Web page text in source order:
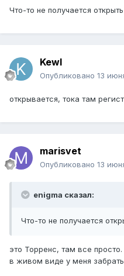
Что-то не получается
Kewl
Опубликовано 13
открывается, тока там
marisvet
Опубликовано 13
enigma сказал:
Что-то не получается
это Торренс, там все
в живом виде у меня